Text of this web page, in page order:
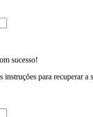
sucesso!
instruções para recuperar a